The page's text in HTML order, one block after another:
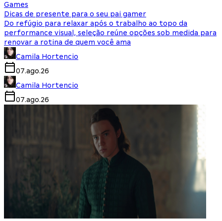
Games
Dicas de presente para o seu pai gamer
Do refúgio para relaxar após o trabalho ao topo da
performance visual, seleção reúne opções sob medida para
renovar a rotina de quem você ama
Camila Hortencio
07.ago.26
Camila Hortencio
07.ago.26